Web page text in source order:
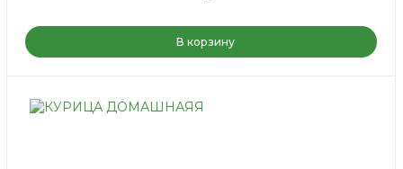
В корзину